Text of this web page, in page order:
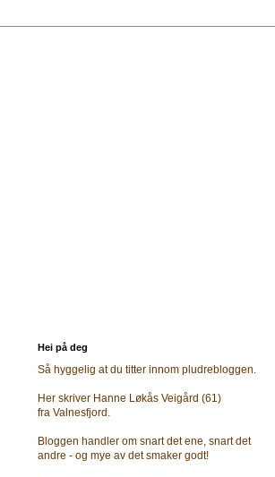
Hei på deg
Så hyggelig at du titter innom pludrebloggen.
Her skriver Hanne Løkås Veigård (61)
fra Valnesfjord.
Bloggen handler om snart det ene, snart det
andre - og mye av det smaker godt!